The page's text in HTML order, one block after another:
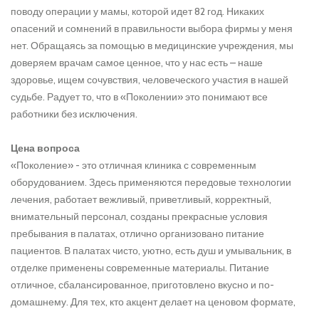
поводу операции у мамы, которой идет 82 год. Никаких
опасений и сомнений в правильности выбора фирмы у меня
нет. Обращаясь за помощью в медицинские учреждения, мы
доверяем врачам самое ценное, что у нас есть – наше
здоровье, ищем сочувствия, человеческого участия в нашей
судьбе. Радует то, что в «Поколении» это понимают все
работники без исключения.
Цена вопроса
«Поколение» - это отличная клиника с современным
оборудованием. Здесь применяются передовые технологии
лечения, работает вежливый, приветливый, корректный,
внимательный персонал, созданы прекрасные условия
пребывания в палатах, отлично организовано питание
пациентов. В палатах чисто, уютно, есть душ и умывальник, в
отделке применены современные материалы. Питание
отличное, сбалансированное, приготовлено вкусно и по-
домашнему. Для тех, кто акцент делает на ценовом формате,